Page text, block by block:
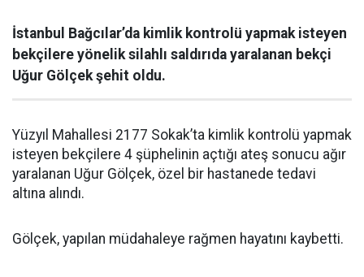
İstanbul Bağcılar’da kimlik kontrolü yapmak isteyen
bekçilere yönelik silahlı saldırıda yaralanan bekçi
Uğur Gölçek şehit oldu.
Yüzyıl Mahallesi 2177 Sokak’ta kimlik kontrolü yapmak
isteyen bekçilere 4 şüphelinin açtığı ateş sonucu ağır
yaralanan Uğur Gölçek, özel bir hastanede tedavi
altına alındı.
Gölçek, yapılan müdahaleye rağmen hayatını kaybetti.